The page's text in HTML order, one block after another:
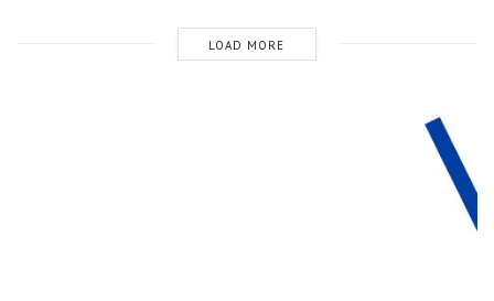
LOAD MORE